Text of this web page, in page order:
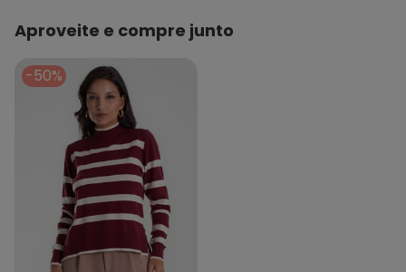
Aproveite e compre junto
-50%